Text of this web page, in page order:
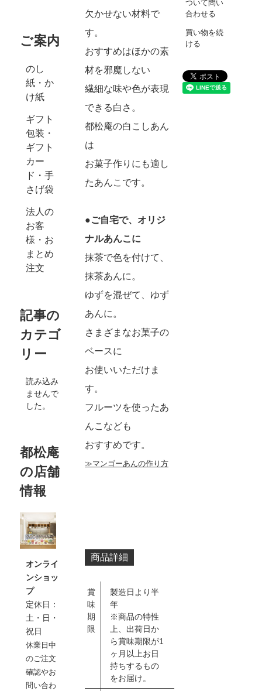
ご案内
のし
紙・か
け紙
ギフト
包装・
ギフト
カー
ド・手
さげ袋
法人の
お客
様・お
まとめ
注文
記事の
カテゴ
リー
読み込み
ませんで
した。
都松庵
の店舗
情報
オンライ
ンショッ
プ
定休日：
土・日・
祝日
休業日中
のご注文
確認やお
問い合わ
欠かせない材料で
す。
おすすめはほかの素
材を邪魔しない
繊細な味や色が表現
できる白さ。
都松庵の白こしあん
は
お菓子作りにも適し
たあんこです。
●ご自宅で、オリジ
ナルあんこに
抹茶で色を付けて、
抹茶あんに。
ゆずを混ぜて、ゆず
あんに。
さまざまなお菓子の
ベースに
お使いいただけま
す。
フルーツを使ったあ
んこなども
おすすめです。
≫マンゴーあんの作り方
商品詳細
賞
味
期
限
製造日より半
年
※商品の特性
上、出荷日か
ら賞味期限が1
ヶ月以上お日
持ちするもの
をお届け。
ついて問い
合わせる
買い物を続
ける